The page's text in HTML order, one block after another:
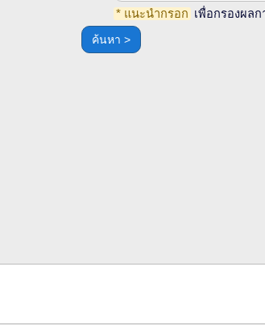
* แนะนำกรอก เพื่อกรองผล